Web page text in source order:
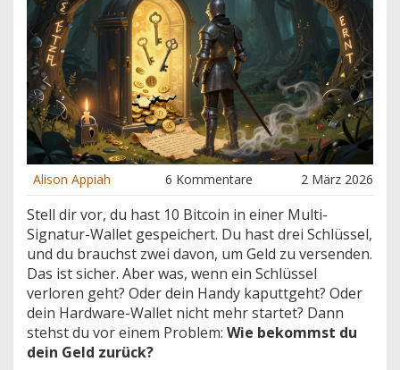
Alison Appiah 6 Kommentare 2 März 2026
Stell dir vor, du hast 10 Bitcoin in einer Multi-
Signatur-Wallet gespeichert. Du hast drei Schlüssel,
und du brauchst zwei davon, um Geld zu versenden.
Das ist sicher. Aber was, wenn ein Schlüssel
verloren geht? Oder dein Handy kaputtgeht? Oder
dein Hardware-Wallet nicht mehr startet? Dann
stehst du vor einem Problem: Wie bekommst du
dein Geld zurück?